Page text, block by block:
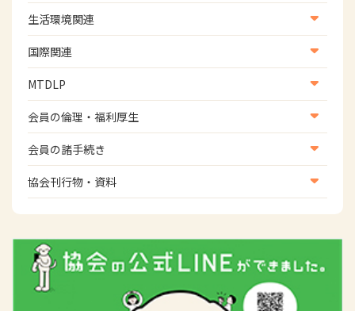
協会認定資格試験・審査会情報
介護保険情報
児童福祉・障害福祉情報
地域社会振興部地域事業支援課【認知症対策班】
地域社会振興部地域事業支援課【地域包括ケア推進班】
地域社会振興部地域事業支援課【運転と地域移動推進
班】
スポーツ振興関連
災害対策関連
生活環境関連
生活環境・福祉用具支援
国際関連
国際関連
WFOT等海外関連情報
MTDLP
MTDLP室
会員の倫理・福利厚生
会員向け団体保険のご案内
女性相談窓口
倫理関連情報
会員の諸手続き
会員の諸手続き
協会刊行物・資料
広報活動について
主な協会資料